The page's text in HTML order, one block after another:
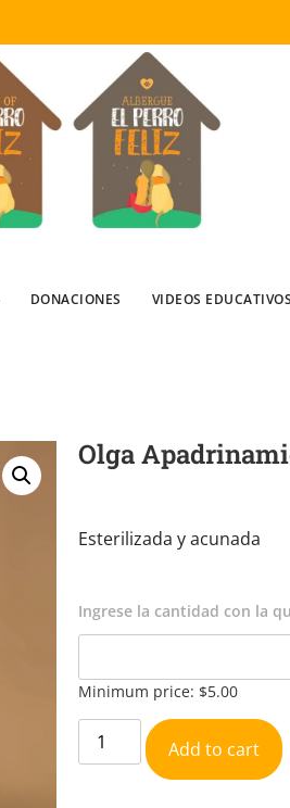
DONACIONES VIDEOS EDUCATIVOS
Olga
Esterilizada y acunada
Ingrese la cantidad con la
Minimum price: $5.00
Add to cart